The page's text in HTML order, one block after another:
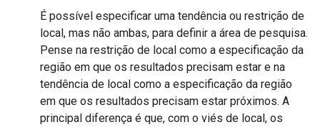
É possível especificar uma tendência ou restrição de
local, mas não ambas, para definir a área de pesquisa.
Pense na restrição de local como a especificação da
região em que os resultados precisam estar e na
tendência de local como a especificação da região
em que os resultados precisam estar próximos. A
principal diferença é que, com o viés de local, os